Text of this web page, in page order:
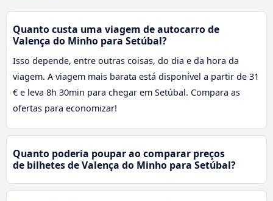
Quanto custa uma viagem de autocarro de
Valença do Minho para Setúbal?
Isso depende, entre outras coisas, do dia e da hora da
viagem. A viagem mais barata está disponível a partir de 31
€ e leva 8h 30min para chegar em Setúbal. Compara as
ofertas para economizar!
Quanto poderia poupar ao comparar preços
de bilhetes de Valença do Minho para Setúbal?